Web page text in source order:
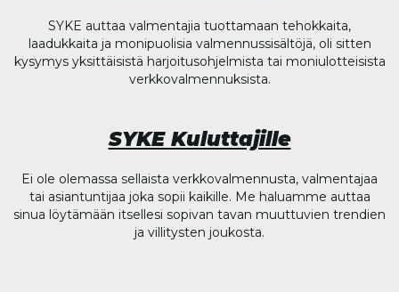
SYKE auttaa valmentajia tuottamaan tehokkaita,
laadukkaita ja monipuolisia valmennussisältöjä, oli sitten
kysymys yksittäisistä harjoitusohjelmista tai moniulotteisista
verkkovalmennuksista.
SYKE Kuluttajille
Ei ole olemassa sellaista verkkovalmennusta, valmentajaa
tai asiantuntijaa joka sopii kaikille. Me haluamme auttaa
sinua löytämään itsellesi sopivan tavan muuttuvien trendien
ja villitysten joukosta.